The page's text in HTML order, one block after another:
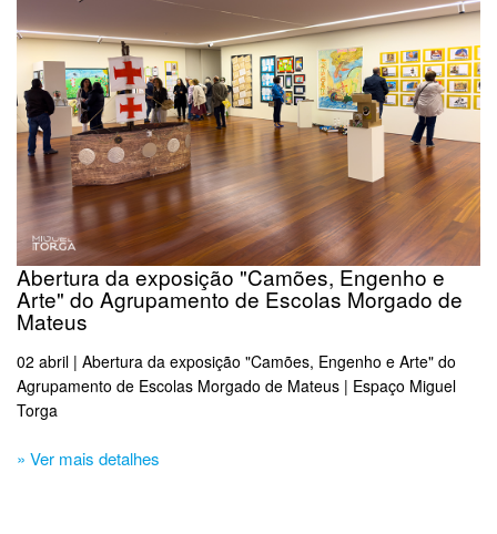
Abertura da exposição "Camões, Engenho e
Arte" do Agrupamento de Escolas Morgado de
Mateus
02 abril | Abertura da exposição "Camões, Engenho e Arte" do
Agrupamento de Escolas Morgado de Mateus | Espaço Miguel
Torga
» Ver mais detalhes